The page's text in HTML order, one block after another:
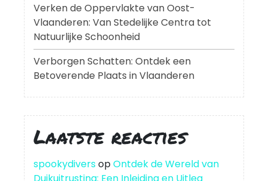
Verken de Oppervlakte van Oost-
Vlaanderen: Van Stedelijke Centra tot
Natuurlijke Schoonheid
Verborgen Schatten: Ontdek een
Betoverende Plaats in Vlaanderen
Laatste reacties
spookydiversopOntdek de Wereld van
Duikuitrusting: Een Inleiding en Uitleg